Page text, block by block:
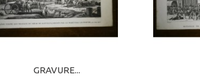
GRAVURE...